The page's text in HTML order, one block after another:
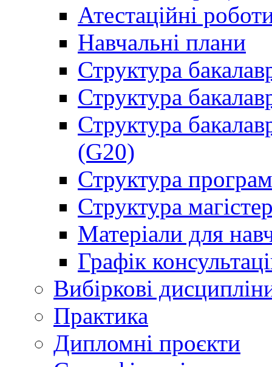
Атестаційні
Навчальні плани
Структура
Структура
Структура
(G20)
Структура
Структура
Матеріали для
Графік
Вибіркові
Практика
Дипломні проєкти